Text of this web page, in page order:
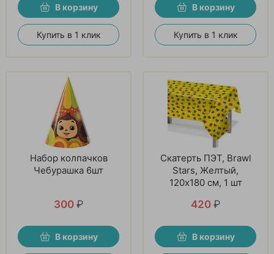
В корзину
Купить в 1 клик
В корзину
Купить в 1 клик
Набор колпачков
Чебурашка 6шт
300 ₽
В корзину
Скатерть ПЭТ, Brawl
Stars, Желтый,
120х180 см, 1 шт
420 ₽
В корзину